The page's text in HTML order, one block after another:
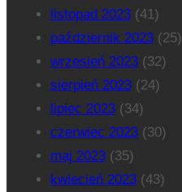
listopad 2023(41)
październik 2023(25)
wrzesień 2023(32)
sierpień 2023(24)
lipiec 2023(34)
czerwiec 2023(30)
maj 2023(35)
kwiecień 2023(43)